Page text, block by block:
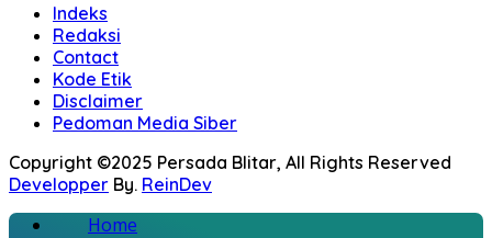
Indeks
Redaksi
Contact
Kode Etik
Disclaimer
Pedoman Media Siber
Copyright ©2025 Persada Blitar, All Rights Reserved
Developper By. ReinDev
Home